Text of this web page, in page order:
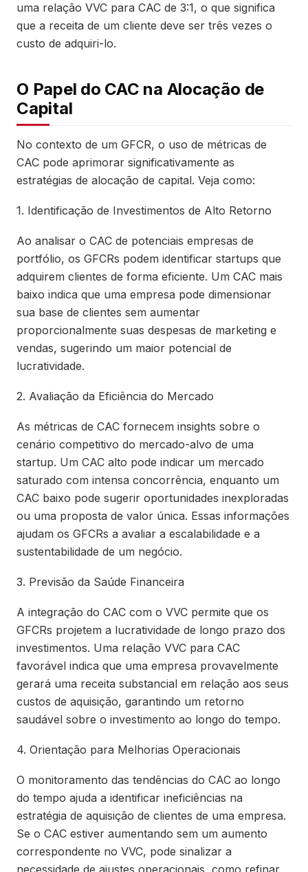
uma relação VVC para CAC de 3:1, o que significa
que a receita de um cliente deve ser três vezes o
custo de adquiri-lo.
O Papel do CAC na Alocação de
Capital
No contexto de um GFCR, o uso de métricas de
CAC pode aprimorar significativamente as
estratégias de alocação de capital. Veja como:
1. Identificação de Investimentos de Alto Retorno
Ao analisar o CAC de potenciais empresas de
portfólio, os GFCRs podem identificar startups que
adquirem clientes de forma eficiente. Um CAC mais
baixo indica que uma empresa pode dimensionar
sua base de clientes sem aumentar
proporcionalmente suas despesas de marketing e
vendas, sugerindo um maior potencial de
lucratividade.
2. Avaliação da Eficiência do Mercado
As métricas de CAC fornecem insights sobre o
cenário competitivo do mercado-alvo de uma
startup. Um CAC alto pode indicar um mercado
saturado com intensa concorrência, enquanto um
CAC baixo pode sugerir oportunidades inexploradas
ou uma proposta de valor única. Essas informações
ajudam os GFCRs a avaliar a escalabilidade e a
sustentabilidade de um negócio.
3. Previsão da Saúde Financeira
A integração do CAC com o VVC permite que os
GFCRs projetem a lucratividade de longo prazo dos
investimentos. Uma relação VVC para CAC
favorável indica que uma empresa provavelmente
gerará uma receita substancial em relação aos seus
custos de aquisição, garantindo um retorno
saudável sobre o investimento ao longo do tempo.
4. Orientação para Melhorias Operacionais
O monitoramento das tendências do CAC ao longo
do tempo ajuda a identificar ineficiências na
estratégia de aquisição de clientes de uma empresa.
Se o CAC estiver aumentando sem um aumento
correspondente no VVC, pode sinalizar a
necessidade de ajustes operacionais, como refinar